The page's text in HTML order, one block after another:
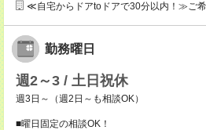
≪自宅からドアtoドアで30分以内！≫ご希
勤務曜日
週2～3 / 土日祝休
週3日～（週2日～も相談OK）
■曜日固定の相談OK！